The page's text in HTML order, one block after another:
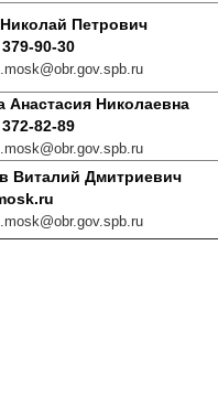
Петрович
90-30
Анастасия Николаевна
82-89
Виталий Дмитриевич